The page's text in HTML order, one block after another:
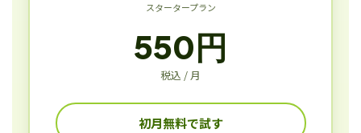
スタータープラン
550円
税込 / 月
初月無料で試す